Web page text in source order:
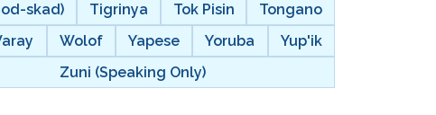
skad) Tigrinya Tok Pisin
Tongano
Wolof Yapese Yoruba
Yup'ik
Zuni (Speaking Only)